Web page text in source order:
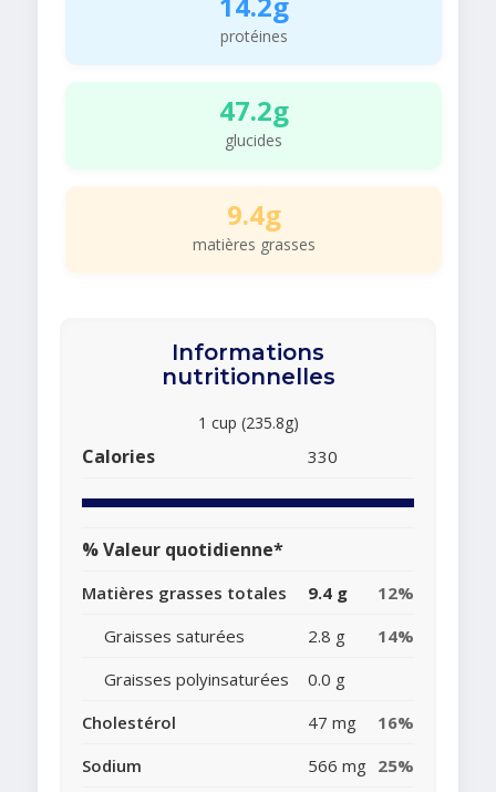
protéines
47.2g
glucides
9.4g
matières grasses
Informations
nutritionnelles
1 cup (235.8g)
Calories 330
% Valeur quotidienne*
Matières grasses totales 9.4 g
12%
Graisses saturées
2.8 g
14%
Graisses polyinsaturées
0.0 g
Cholestérol
47 mg
16%
Sodium
566 mg 25%